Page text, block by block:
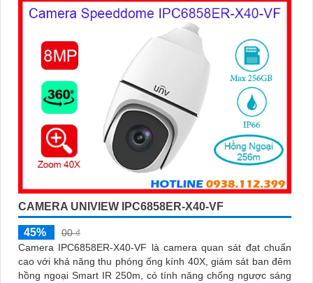
CAMERA UNIVIEW IPC6858ER-X40-VF
45%
00 ₫
Camera IPC6858ER-X40-VF là camera quan sát đạt chuẩn
cao với khả năng thu phóng ống kính 40X, giám sát ban đêm
hồng ngoại Smart IR 250m, có tính năng chống ngược sáng